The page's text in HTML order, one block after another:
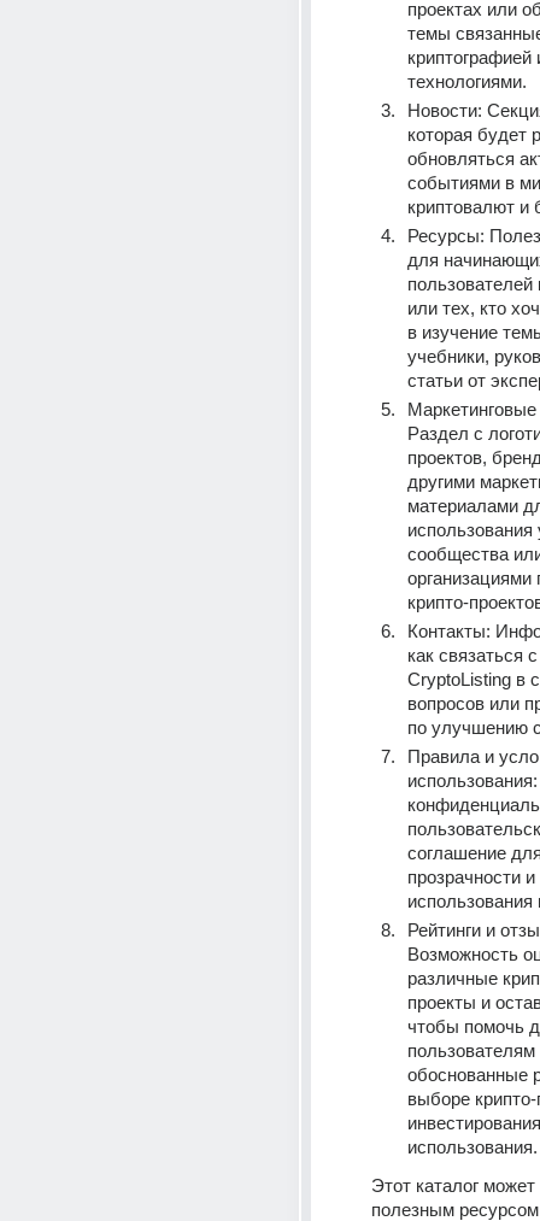
проектах или
темы
криптографией
технологиями.
Новости:
которая будет
обновляться
событиями в
криптовалют и
Ресурсы:
для
пользователей
или тех, кто
в изучение
учебники,
статьи от
Раздел с
проектов,
другими
материалами
использования
сообщества
организациями
крипто-
Контакты:
как связаться
CryptoListing в
вопросов или
по улучшению
Правила и
соглашение
прозрачности
Рейтинги и
Возможность
различные
проекты и
чтобы помочь
обоснованные
выборе
использования.
Этот каталог может
полезным